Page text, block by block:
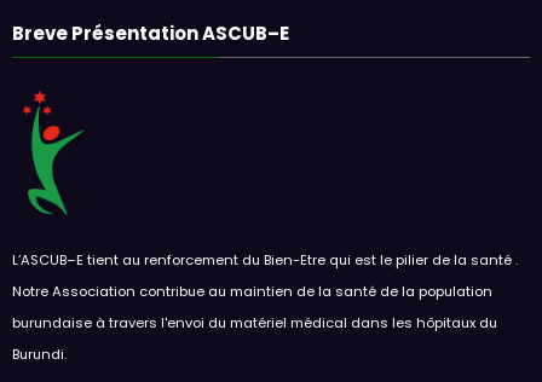
Breve Présentation ASCUB–E
L’ASCUB–E tient au renforcement du Bien-Etre qui est le pilier de la santé .
Notre Association contribue au maintien de la santé de la population
burundaise à travers l'envoi du matériel médical dans les hôpitaux du
Burundi.